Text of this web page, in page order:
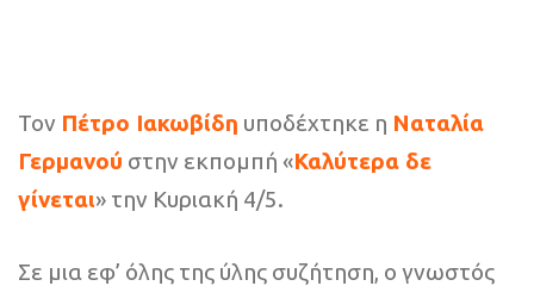
Τον Πέτρο Ιακωβίδη υποδέχτηκε η Ναταλία
Γερμανού στην εκπομπή «Καλύτερα δε
γίνεται» την Κυριακή 4/5.
Σε μια εφ’ όλης της ύλης συζήτηση, ο γνωστός